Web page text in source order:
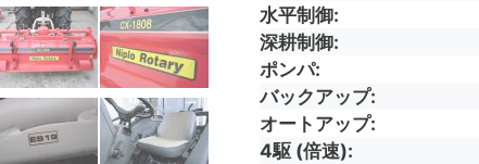
水平制御
深耕制御
ポンパ
バックアップ
オートアップ
4駆 (倍速)